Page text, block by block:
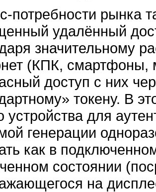
потребности рынка
удалённый
значительному
(КПК, смартфоны,
доступ с них
токену. В
устройства для
генерации
как в
состоянии
на